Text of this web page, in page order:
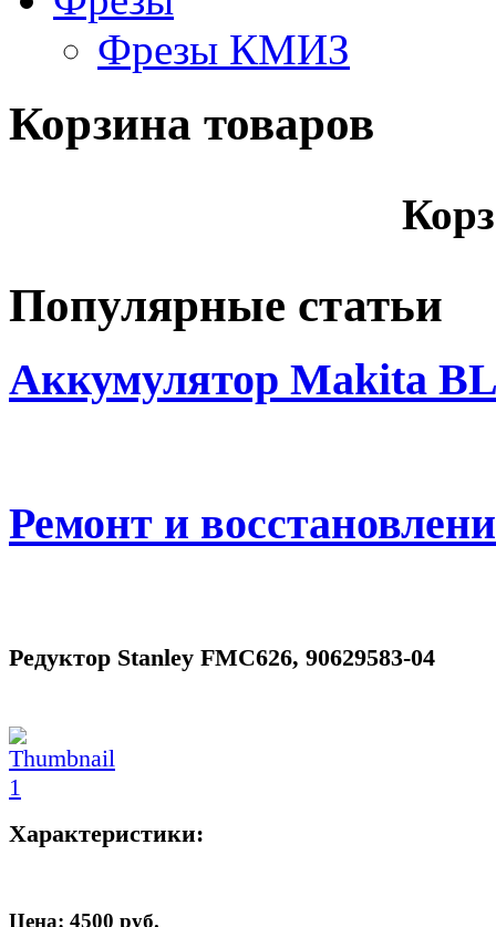
Фрезы КМИЗ
Корзина товаров
Популярные статьи
Аккумулятор Makita
Ремонт и
Редуктор Stanley FMC626, 90629583-04
Характеристики:
Цена: 4500 руб.